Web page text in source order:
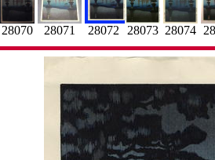
28070 28071 28072 28073 28074